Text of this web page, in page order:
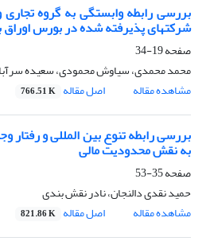
بررسی رابطه وابستگی به گروه
شرکتهای پذیرفته شده در بورس اوراق
صفحه19-34
محمد محمدی، سیاوش محمودی، سعیده
مشاهده مقاله
اصل مقاله 766.51 K
بررسی رابطه تنوع بین المللی و رفتار
به نقش محدودیت مالی
صفحه35-53
حمید نقدی دالنجان، نادر نقش بندی
مشاهده مقاله
اصل مقاله 821.86 K